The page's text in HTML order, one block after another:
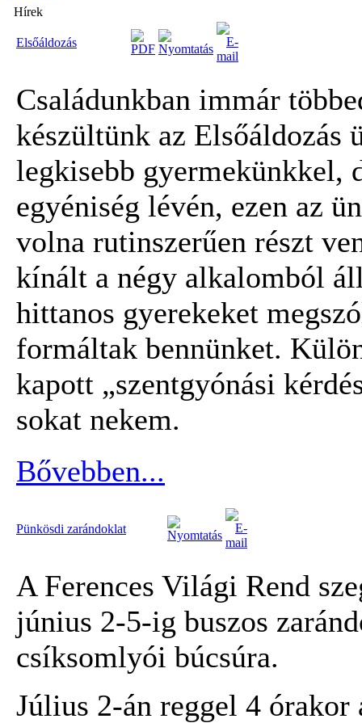
Hírek
Elsőáldozás
Családunkban immár
készültünk az Elsőáldozás
legkisebb gyermekünkkel,
egyéniség lévén, ezen az
volna rutinszerűen részt
kínált a négy alkalomból
hittanos gyerekeket
formáltak bennünket.
kapott „szentgyónási
sokat nekem.
Bővebben...
Pünkösdi zarándoklat
A Ferences Világi Rend
június 2-5-ig buszos
csíksomlyói búcsúra.
Július 2-án reggel 4 órakor